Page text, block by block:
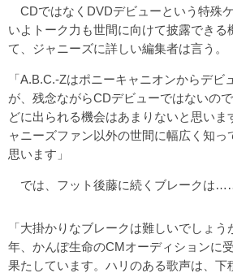
CDではなくDVDデビューという特殊
いよトーク力も世間に向けて披露でき
て、ジャニーズに詳しい編集者は言う。
「A.B.C.‐Zはポニーキャニオンからデビ
が、残念ながらCDデビューではないの
どに出られる機会はあまりないと思いま
ャニーズファン以外の世間に幅広く知っ
思います」
では、フット後藤に続くブレークは
「大掛かりなブレークは難しいでしょ
年、かんぽ生命のCMオーディションに
果たしています。ハリのある歌声は、下